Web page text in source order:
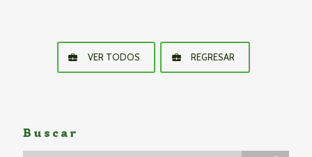
VER TODOS REGRESAR
Buscar